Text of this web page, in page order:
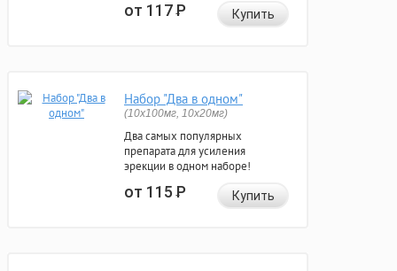
от 117Р Купить
Набор "Два в одном"
(10x100мг, 10x20мг)
Два самых популярных
препарата для усиления
эрекции в одном наборе!
от 115Р Купить